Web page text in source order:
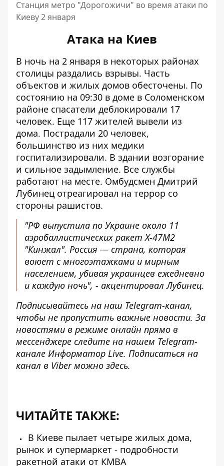
Станция метро "Дорогожичи" во время атаки по
Киеву 2 января
Атака на Киев
В ночь на 2 января в некоторых районах
столицы раздались взрывы. Часть
объектов и жилых домов обесточены. По
состоянию на 09:30 в доме в Соломенском
районе спасатели деблокировали 17
человек. Еще 117 жителей вывели из
дома. Пострадали 20 человек,
большинство из них медики
госпитализировали. В здании возгорание
и сильное задымление. Все службы
работают на месте. Омбудсмен Дмитрий
Лубинец отреагировал на террор со
стороны рашистов.
"РФ выпустила по Украине около 11
аэробаллистических ракет Х-47М2
"Кинжал". Россия — страна, которая
воюет с многоэтажками и мирным
населением, убивая украинцев ежедневно
и каждую ночь", - акцентировал Лубинец.
Подписывайтесь на наш Telegram-канал,
чтобы не пропустить важные новости. За
новостями в режиме онлайн прямо в
мессенджере следите на нашем Telegram-
канале Информатор Live. Подписаться на
канал в Viber можно здесь.
ЧИТАЙТЕ ТАКЖЕ:
В Киеве пылает четыре жилых дома,
рынок и супермаркет - подробности
ракетной атаки от КМВА